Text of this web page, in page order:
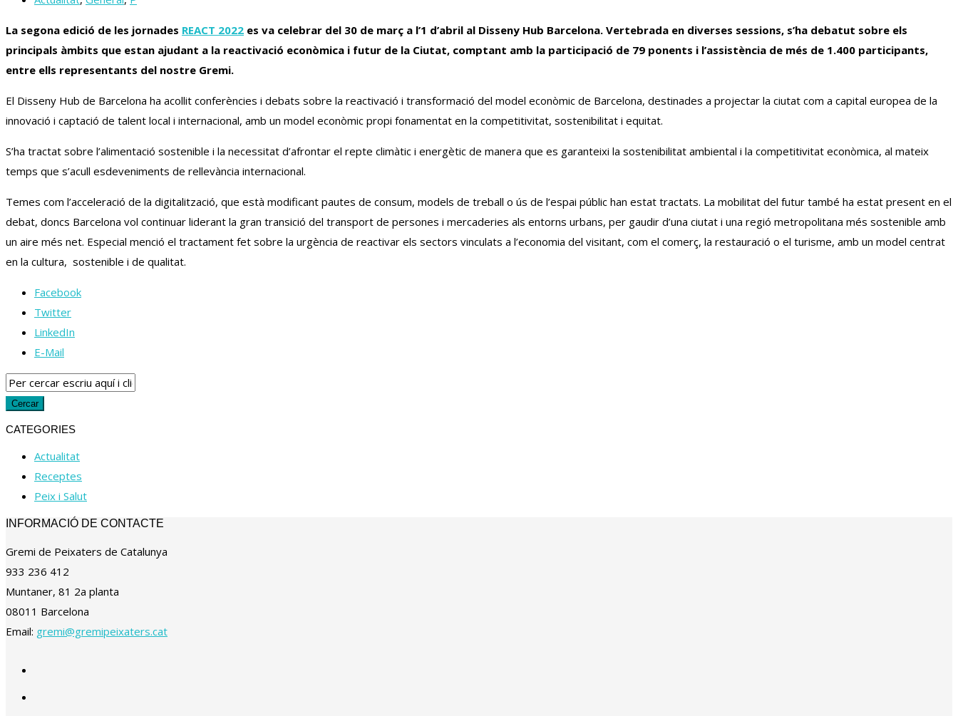
La segona edició de les jornades REACT 2022 es va celebrar del 30 de març a l’1 d’abril al Disseny Hub Barcelona. Vertebrada en diverses sessions, s’ha debatut sobre els
principals àmbits que estan ajudant a la reactivació econòmica i futur de la Ciutat, comptant amb la participació de 79 ponents i l’assistència de més de 1.400 participants,
entre ells representants del nostre Gremi.
El Disseny Hub de Barcelona ha acollit conferències i debats sobre la reactivació i transformació del model econòmic de Barcelona, destinades a projectar la ciutat com a capital europea de la
innovació i captació de talent local i internacional, amb un model econòmic propi fonamentat en la competitivitat, sostenibilitat i equitat.
S’ha tractat sobre l’alimentació sostenible i la necessitat d’afrontar el repte climàtic i energètic de manera que es garanteixi la sostenibilitat ambiental i la competitivitat econòmica, al mateix
temps que s’acull esdeveniments de rellevància internacional.
Temes com l’acceleració de la digitalització, que està modificant pautes de consum, models de treball o ús de l’espai públic han estat tractats. La mobilitat del futur també ha estat present en el
debat, doncs Barcelona vol continuar liderant la gran transició del transport de persones i mercaderies als entorns urbans, per gaudir d’una ciutat i una regió metropolitana més sostenible amb
un aire més net. Especial menció el tractament fet sobre la urgència de reactivar els sectors vinculats a l’economia del visitant, com el comerç, la restauració o el turisme, amb un model centrat
en la cultura, sostenible i de qualitat.
Facebook
Twitter
LinkedIn
E-Mail
CATEGORIES
Actualitat
Receptes
Peix i Salut
INFORMACIÓ DE CONTACTE
Gremi de Peixaters de Catalunya
933 236 412
Muntaner, 81 2a planta
08011 Barcelona
Email: gremi@gremipeixaters.cat